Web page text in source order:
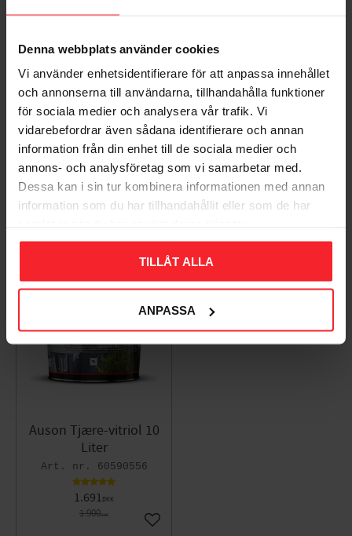
Denna webbplats använder cookies
Vi använder enhetsidentifierare för att anpassa innehållet
och annonserna till användarna, tillhandahålla funktioner
för sociala medier och analysera vår trafik. Vi
vidarebefordrar även sådana identifierare och annan
information från din enhet till de sociala medier och
annons- och analysföretag som vi samarbetar med.
Dessa kan i sin tur kombinera informationen med annan
information som du har tillhandahållit eller som de har
TILLÅT ALLA
ANPASSA
färg vit
anslutning snabbanslutning
antalet överkopplingsklämmor 2
anslutningskapacitet 1 x 1.5...2 x 2.5 mm² EK
anskutningskabel
1 x 1.5...2 x 2.5 mm² FK anskutningskabel
material ASA + PC
montage i en infälld 1,5 dosa
montering med klokit insats
produkt standard IEC 60884-1
certifiering FIMKO
IP klass IP20 (även med borttagen kåpa/ram)
inbyggnadsdjup 32.4 mm mm
höjd 88.1 mm mm
bredd 71 mm mm
produkt kompatibilitet kompletteras med valfri Exxact
ram
Bliv den første, der giver en bedømmelse.
Auson Tjære-vitriol 10
Liter
60590556
1.691DKK
1.900DKK
Gem som favorit